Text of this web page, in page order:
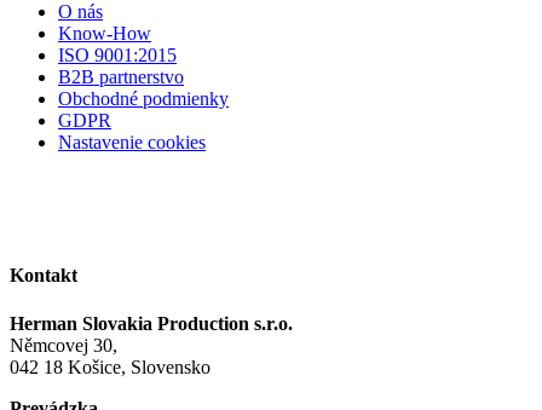
O nás
Know-How
ISO 9001:2015
B2B partnerstvo
Obchodné podmienky
GDPR
Nastavenie cookies
Kontakt
Herman Slovakia Production s.r.o.
Němcovej 30,
042 18 Košice, Slovensko